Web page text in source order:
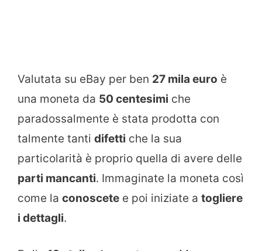
Valutata su eBay per ben 27 mila euro è
una moneta da 50 centesimi che
paradossalmente è stata prodotta con
talmente tanti difetti che la sua
particolarità è proprio quella di avere delle
parti mancanti. Immaginate la moneta così
come la conoscete e poi iniziate a togliere
i dettagli.